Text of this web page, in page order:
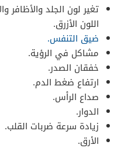
تغير لون الجلد
اللون الأزرق.
ضيق التنفس.
مشاكل في الرؤية.
خفقان الصدر.
ارتفاع ضغط الدم.
صداع الرأس.
الدوار.
زيادة سرعة ضربات القلب.
الأرق.